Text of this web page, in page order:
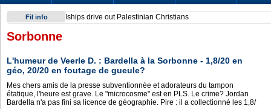
Fil info Sindicato italiano lleva a Cuba su solidaridad en centenario
Sorbonne
L'humeur de Veerle D. : Bardella à la Sorbonne - 1,8/20 en
géo, 20/20 en foutage de gueule?
Mes chers amis de la presse subventionnée et adorateurs du tampon
étatique, l'heure est grave. Le "microcosme" est en PLS. Le crime? Jordan
Bardella n'a pas fini sa licence de géographie. Pire : il a collectionné les 1,8/